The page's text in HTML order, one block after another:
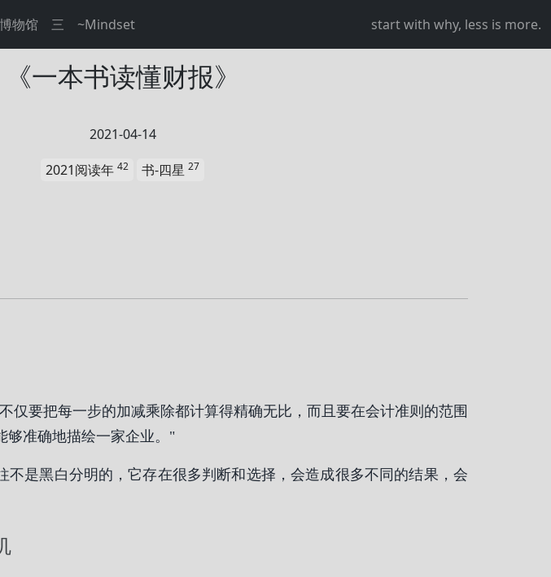
物馆 三 ~Mindset start with why, less is more.
《一本书读懂财报》
2021-04-14
2021阅读年 42 书-四星 27
仅要把每一步的加减乘除都计算得精确无比，而且要在会计准则的范围
够准确地描绘一家企业。"
不是黑白分明的，它存在很多判断和选择，会造成很多不同的结果，会